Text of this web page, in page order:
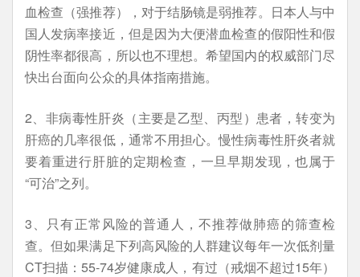
血检查（强推荐），对于结肠镜是弱推荐。日本人与中
国人发病率接近，但是因为大便潜血检查的假阳性和假
阴性率都很高，所以也不理想。希望国内的权威部门尽
快出台面向公众的具体指南措施。
2、非病毒性肝炎（主要是乙型、丙型）患者，转变为
肝癌的几率很低，通常不用担心。慢性病毒性肝炎者就
要着重进行肝脏的定期检查，一旦早期发现，也属于
“可治”之列。
3、只有正常风险的普通人，不推荐做肺癌的筛查检
查。但如果满足下列高风险的人群建议每年一次低剂量
CT扫描：55-74岁健康成人，有过（戒烟不超过15年）